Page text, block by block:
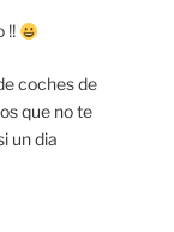
!!
coches de
que no te
un dia